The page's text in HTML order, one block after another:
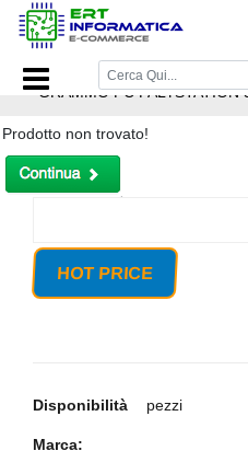
Home Page/SIRINGA
GRAMMO PC
Prodotto non trovato!
HOT PRICE
Disponibilità pezzi
Marca: